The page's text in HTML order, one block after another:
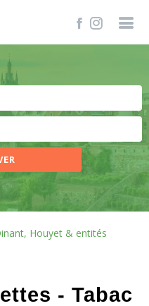
Houyet & entités
- Tabac